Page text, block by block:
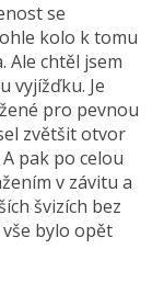
se
kolo k tomu
Ale chtěl jsem
vyjížďku. Je
pro pevnou
zvětšit otvor
pak po celou
v závitu a
švizích bez
bylo opět